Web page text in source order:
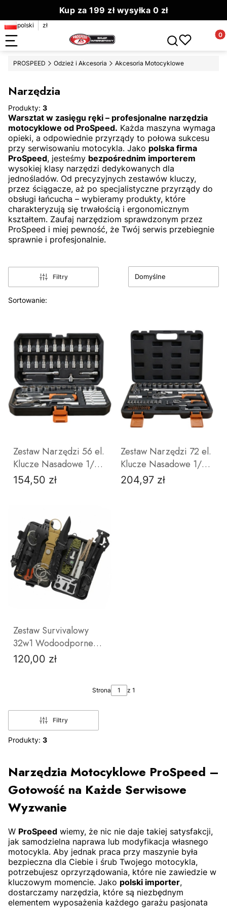
Kup za 199 zł wysyłka 0 zł
polski zł
Otwórz
PROSPEED Odzież i Akcesoria Akcesoria Motocyklowe
Narzędzia
Produkty: 3
Warsztat w zasięgu ręki – profesjonalne narzędzia
motocyklowe od ProSpeed. Każda maszyna wymaga
opieki, a odpowiednie przyrządy to połowa sukcesu
przy serwisowaniu motocykla. Jako polska firma
ProSpeed, jesteśmy bezpośrednim importerem
wysokiej klasy narzędzi dedykowanych dla
jednośladów. Od precyzyjnych zestawów kluczy,
przez ściągacze, aż po specjalistyczne przyrządy do
obsługi łańcucha – wybieramy produkty, które
charakteryzują się trwałością i ergonomicznym
kształtem. Zaufaj narzędziom sprawdzonym przez
ProSpeed i miej pewność, że Twój serwis przebiegnie
sprawnie i profesjonalnie.
Filtry
Lista produktów
Sortowanie:
Domyślne
Zestaw Narzędzi 56 el.
Klucze Nasadowe 1/4
Grzechotki 72T CrV
Cena
154,50 zł
DO KOSZYKA
Zestaw Narzędzi 72 el.
Klucze Nasadowe 1/4
1/2 Grzechotki 72T
Cena
204,97 zł
Zestaw Survivalowy
32w1 Wodoodporne
Etui Nóż Krzesiwo
Latarka Niezbędnik
Cena
120,00 zł
Strona z 1
Filtry
Produkty: 3
Narzędzia Motocyklowe ProSpeed –
Gotowość na Każde Serwisowe
Wyzwanie
W ProSpeed wiemy, że nic nie daje takiej satysfakcji,
jak samodzielna naprawa lub modyfikacja własnego
motocykla. Aby jednak praca przy maszynie była
bezpieczna dla Ciebie i śrub Twojego motocykla,
potrzebujesz oprzyrządowania, które nie zawiedzie w
kluczowym momencie. Jako polski importer,
dostarczamy narzędzia, które są niezbędnym
elementem wyposażenia każdego garażu pasjonata